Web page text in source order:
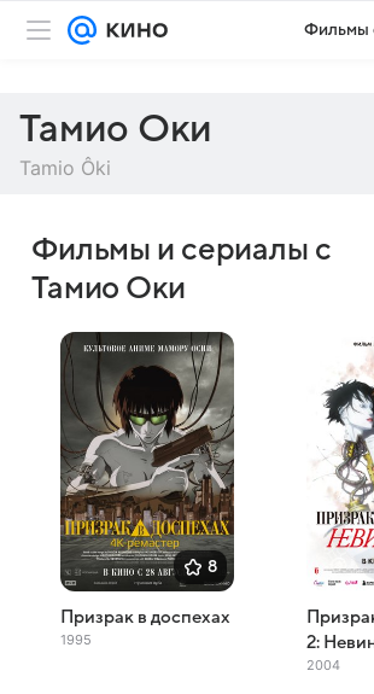
Фильмы
Тамио Оки
Tamio Ôki
Фильмы и сериалы с
Тамио Оки
8
Призрак в доспехах
1995
2:
2004